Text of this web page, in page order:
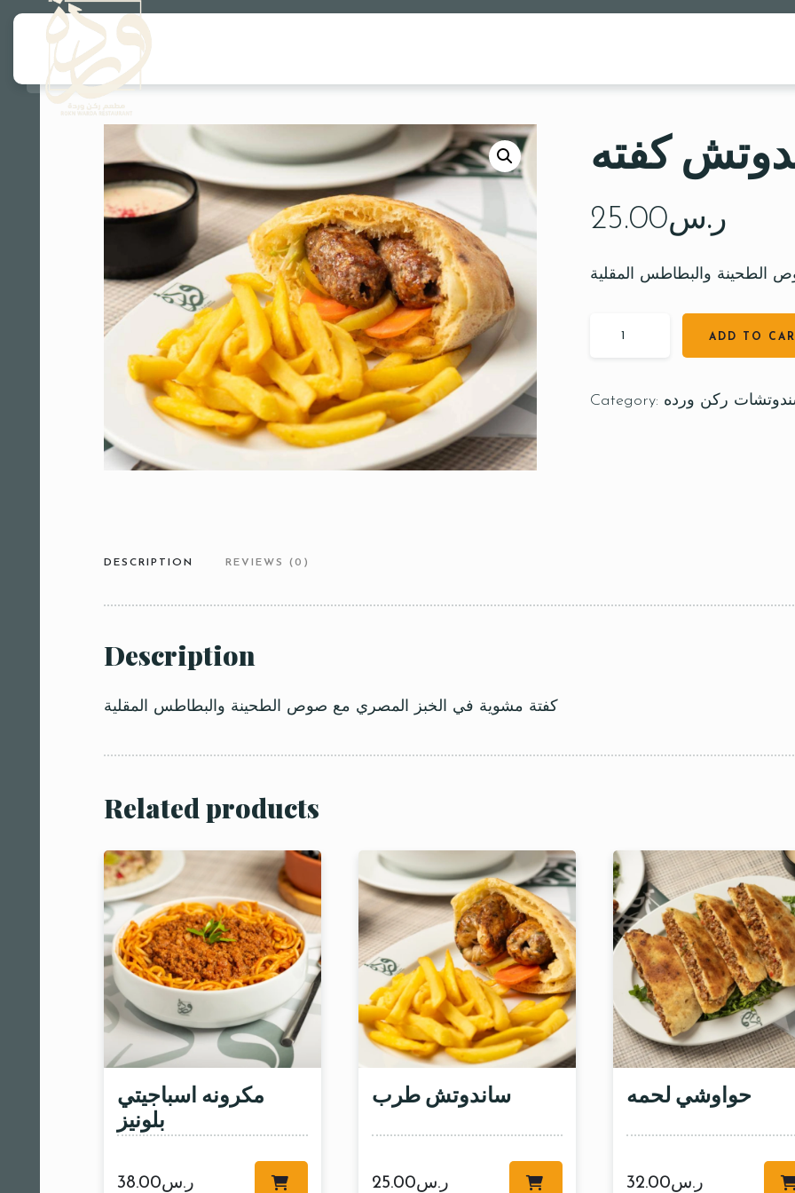
كفته
ر.س25.00
الطحينة والبطاطس المقلية
ADD TO
Category: ركن ورده
DESCRIPTION REVIEWS (0)
Description
كفتة مشوية في الخبز المصري مع صوص الطحينة والبطاطس المقلية
Related products
مكرونه اسباجيتي
بلونيز
ر.س38.00
ساندوتش طرب
ر.س25.00
حواوشي لحمه
ر.س32.00